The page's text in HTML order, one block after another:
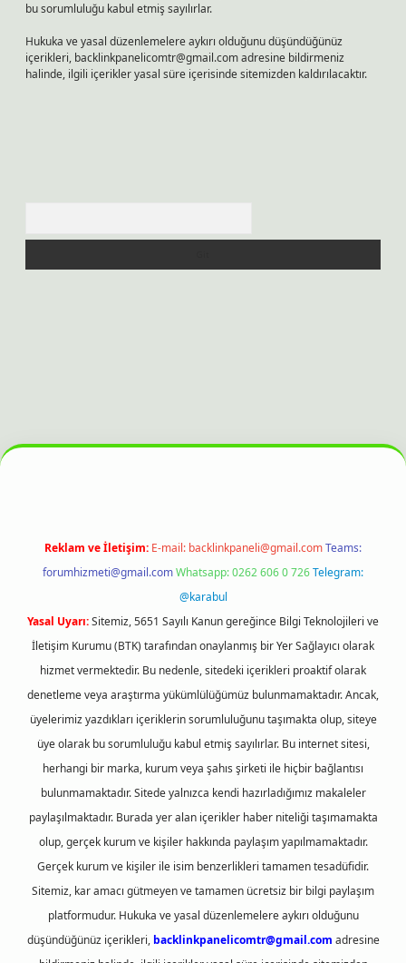
bu sorumluluğu kabul etmiş sayılırlar.
Hukuka ve yasal düzenlemelere aykırı olduğunu düşündüğünüz
içerikleri, backlinkpanelicomtr@gmail.comadresine bildirmeniz
halinde, ilgili içerikler yasal süre içerisinde sitemizden kaldırılacaktır.
ilbet bahis sitesi
Reklam ve İletişim: E-mail: backlinkpaneli@gmail.comTeams:
forumhizmeti@gmail.comWhatsapp: 0262 606 0 726Telegram:
@karabul
Yasal Uyarı:Sitemiz, 5651 Sayılı Kanun gereğince Bilgi Teknolojileri ve
İletişim Kurumu (BTK) tarafından onaylanmış bir Yer Sağlayıcı olarak
hizmet vermektedir. Bu nedenle, sitedeki içerikleri proaktif olarak
denetleme veya araştırma yükümlülüğümüz bulunmamaktadır. Ancak,
üyelerimiz yazdıkları içeriklerin sorumluluğunu taşımakta olup, siteye
üye olarak bu sorumluluğu kabul etmiş sayılırlar. Bu internet sitesi,
herhangi bir marka, kurum veya şahıs şirketi ile hiçbir bağlantısı
bulunmamaktadır. Sitede yalnızca kendi hazırladığımız makaleler
paylaşılmaktadır. Burada yer alan içerikler haber niteliği taşımamakta
olup, gerçek kurum ve kişiler hakkında paylaşım yapılmamaktadır.
Gerçek kurum ve kişiler ile isim benzerlikleri tamamen tesadüfidir.
Sitemiz, kar amacı gütmeyen ve tamamen ücretsiz bir bilgi paylaşım
platformudur. Hukuka ve yasal düzenlemelere aykırı olduğunu
düşündüğünüz içerikleri, backlinkpanelicomtr@gmail.com adresine